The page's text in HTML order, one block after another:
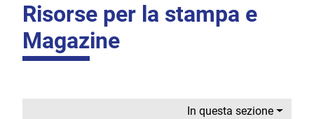
Risorse per la stampa e
Magazine
In questa sezione